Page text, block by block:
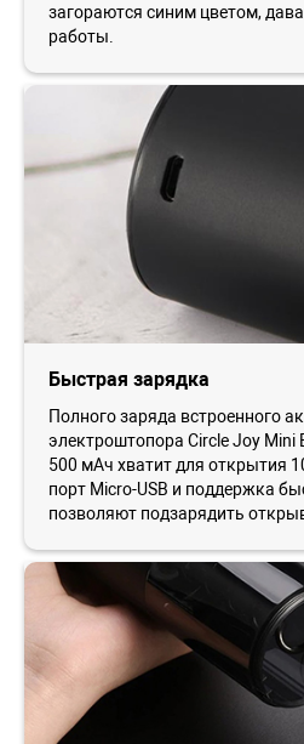
загораются синим цветом,
работы.
Быстрая зарядка
Полного заряда встроенного
электроштопора Circle Joy Mini
500 мАч хватит для открытия
порт Micro-USB и поддержка
позволяют подзарядить